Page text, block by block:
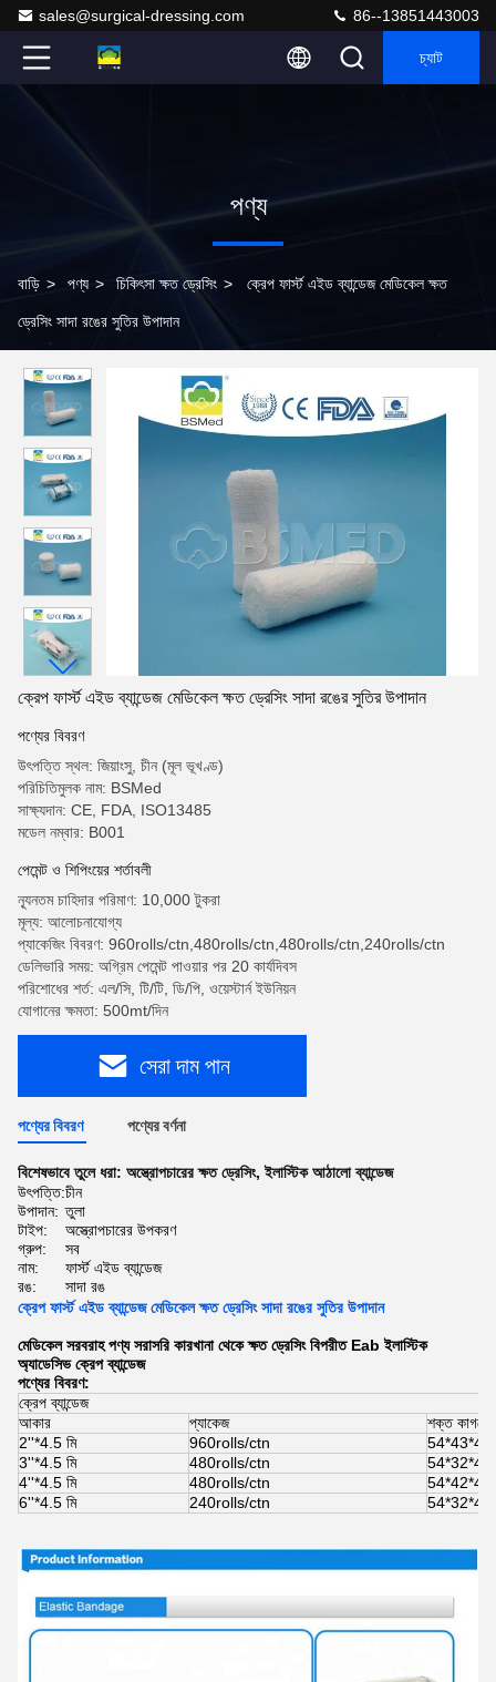
sales@surgical-dressing.com 86--13851443003
চ্যাট
পণ্য
বাড়ি > পণ্য > চিকিৎসা ক্ষত ড্রেসিং > ক্রেপ ফার্স্ট এইড ব্যান্ডেজ মেডিকেল ক্ষত
ড্রেসিং সাদা রঙের সুতির উপাদান
ক্রেপ ফার্স্ট এইড ব্যান্ডেজ মেডিকেল ক্ষত ড্রেসিং সাদা রঙের সুতির উপাদান
পণ্যের বিবরণ
উৎপত্তি স্থল: জিয়াংসু, চীন (মূল ভূখণ্ড)
পরিচিতিমুলক নাম: BSMed
সাক্ষ্যদান: CE, FDA, ISO13485
মডেল নম্বার: B001
পেমেন্ট ও শিপিংয়ের শর্তাবলী
ন্যূনতম চাহিদার পরিমাণ: 10,000 টুকরা
মূল্য: আলোচনাযোগ্য
প্যাকেজিং বিবরণ: 960rolls/ctn,480rolls/ctn,480rolls/ctn,240rolls/ctn
ডেলিভারি সময়: অগ্রিম পেমেন্ট পাওয়ার পর 20 কার্যদিবস
পরিশোধের শর্ত: এল/সি, টি/টি, ডি/পি, ওয়েস্টার্ন ইউনিয়ন
যোগানের ক্ষমতা: 500mt/দিন
সেরা দাম পান
পণ্যের বিবরণ পণ্যের বর্ণনা
বিশেষভাবে তুলে ধরা: অস্ত্রোপচারের ক্ষত ড্রেসিং,ইলাস্টিক আঠালো ব্যান্ডেজ
উৎপত্তি:চীন
উপাদান: তুলা
টাইপ:
অস্ত্রোপচারের উপকরণ
গ্রুপ:
সব
নাম:
ফার্স্ট এইড ব্যান্ডেজ
রঙ:
সাদা রঙ
ক্রেপ ফার্স্ট এইড ব্যান্ডেজ মেডিকেল ক্ষত ড্রেসিং সাদা রঙের সুতির উপাদান
মেডিকেল সরবরাহ পণ্য সরাসরি কারখানা থেকে ক্ষত ড্রেসিং বিপরীত Eab ইলাস্টিক
অ্যাডেসিভ ক্রেপ ব্যান্ডেজ
পণ্যের বিবরণ:
ক্রেপ ব্যান্ডেজ
আকার
প্যাকেজ
শক্ত
2''*4.5 মি
960rolls/ctn
3''*4.5 মি
480rolls/ctn
4''*4.5 মি
480rolls/ctn
6''*4.5 মি
240rolls/ctn